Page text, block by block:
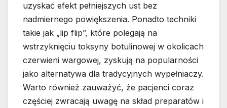
uzyskać efekt pełniejszych ust bez
nadmiernego powiększenia. Ponadto techniki
takie jak „lip flip”, które polegają na
wstrzyknięciu toksyny botulinowej w okolicach
czerwieni wargowej, zyskują na popularności
jako alternatywa dla tradycyjnych wypełniaczy.
Warto również zauważyć, że pacjenci coraz
częściej zwracają uwagę na skład preparatów i